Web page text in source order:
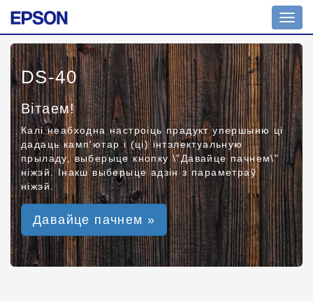
DS-40
Вітаем!
Калі неабходна настроіць прадукт упершыню ці
дадаць камп'ютар і (ці) інтэлектуальную
прыладу, выберыце кнопку \"Давайце пачнем\"
ніжэй. Інакш выберыце адзін з параметраў
ніжэй.
Давайце пачнем »